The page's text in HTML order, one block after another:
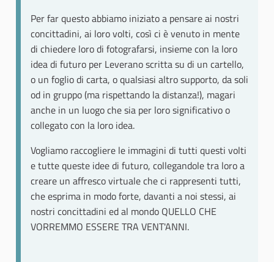
Per far questo abbiamo iniziato a pensare ai nostri
concittadini, ai loro volti, così ci è venuto in mente
di chiedere loro di fotografarsi, insieme con la loro
idea di futuro per Leverano scritta su di un cartello,
o un foglio di carta, o qualsiasi altro supporto, da soli
od in gruppo (ma rispettando la distanza!), magari
anche in un luogo che sia per loro significativo o
collegato con la loro idea.
Vogliamo raccogliere le immagini di tutti questi volti
e tutte queste idee di futuro, collegandole tra loro a
creare un affresco virtuale che ci rappresenti tutti,
che esprima in modo forte, davanti a noi stessi, ai
nostri concittadini ed al mondo QUELLO CHE
VORREMMO ESSERE TRA VENT'ANNI.